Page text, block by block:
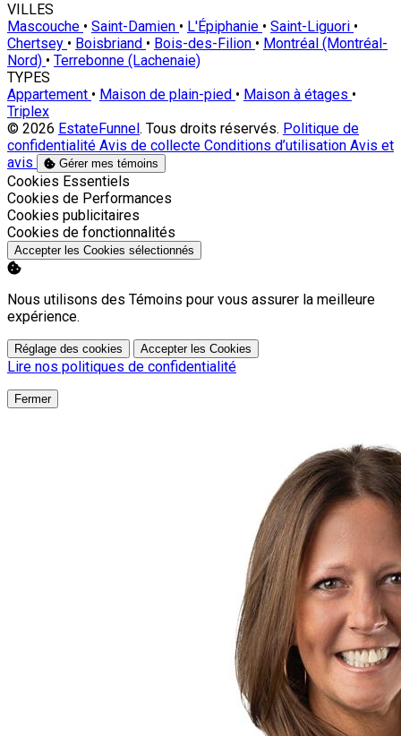
VILLES
Mascouche • Saint-Damien • L'Épiphanie • Saint-Liguori •
Chertsey • Boisbriand • Bois-des-Filion • Montréal (Montréal-
Nord) • Terrebonne (Lachenaie)
TYPES
Appartement • Maison de plain-pied • Maison à étages •
Triplex
© 2026 EstateFunnel . Tous droits réservés. Politique de
confidentialité Avis de collecte Conditions d’utilisation Avis et
avis
Gérer mes témoins
Activer
Cookies Essentiels
Activer
Cookies de Performances
Activer
Cookies publicitaires
Activer
Cookies de fonctionnalités
Accepter les Cookies sélectionnés
Nous utilisons des Témoins pour vous assurer la meilleure
expérience.
Réglage des cookies Accepter les Cookies
Lire nos politiques de confidentialité
Fermer